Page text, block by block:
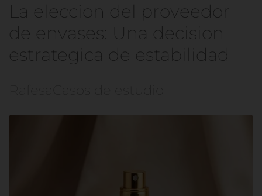
La eleccion del proveedor
de envases: Una decision
estrategica de estabilidad